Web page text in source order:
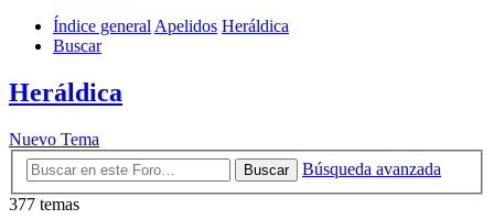
Índice generalApelidos Heráldica
Buscar
Heráldica
Nuevo Tema
Buscar
Búsqueda avanzada
377 temas